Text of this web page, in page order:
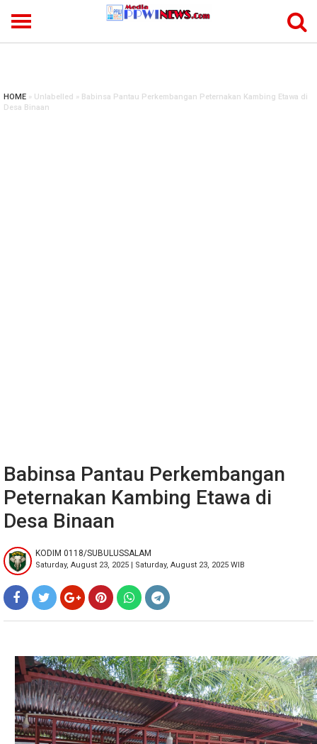
HOME » Unlabelled » Babinsa Pantau Perkembangan Peternakan Kambing Etawa di
Desa Binaan
Babinsa Pantau Perkembangan
Peternakan Kambing Etawa di
Desa Binaan
KODIM 0118/SUBULUSSALAM
Saturday, August 23, 2025 | Saturday, August 23, 2025 WIB